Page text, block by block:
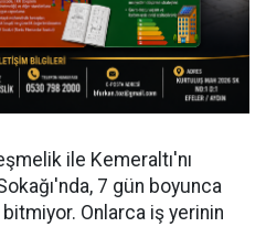
ile Kemeraltı'nı
7 gün boyunca
Onlarca iş yerinin